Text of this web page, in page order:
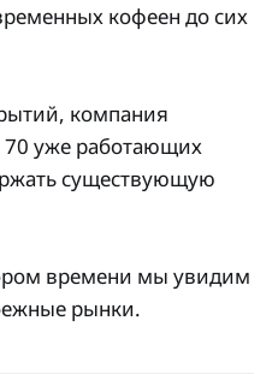
кофеен до сих
компания
70 уже работающих
существующую
времени мы увидим
рынки.